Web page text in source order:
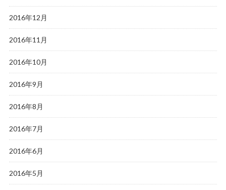
2016年12月
2016年11月
2016年10月
2016年9月
2016年8月
2016年7月
2016年6月
2016年5月